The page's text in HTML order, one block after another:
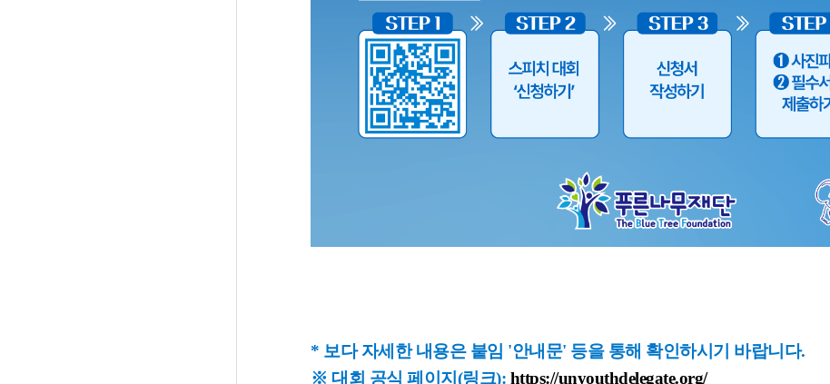
* 보다 자세한 내용은 붙임 '안내문' 등을 통해 확인하시기 바랍니다.
※ 대회 공식 페이지(링크): https://unyouthdelegate.org/